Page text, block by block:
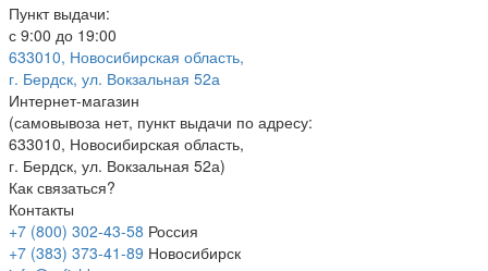
Пункт выдачи:
с 9:00 до 19:00
633010, Новосибирская область,
г. Бердск, ул. Вокзальная 52а
Интернет-магазин
(самовывоза нет, пункт выдачи по адресу:
633010, Новосибирская область,
г. Бердск, ул. Вокзальная 52а)
Как связаться?
Контакты
+7 (800) 302-43-58 Россия
+7 (383) 373-41-89 Новосибирск